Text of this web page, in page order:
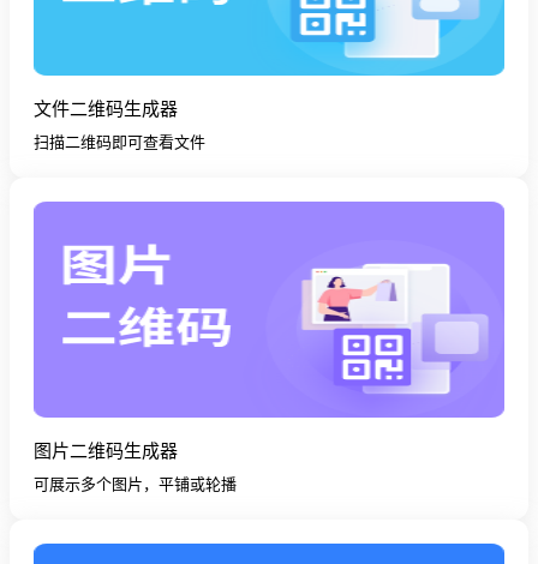
文件二维码生成器
扫描二维码即可查看文件
图片二维码生成器
可展示多个图片，平铺或轮播